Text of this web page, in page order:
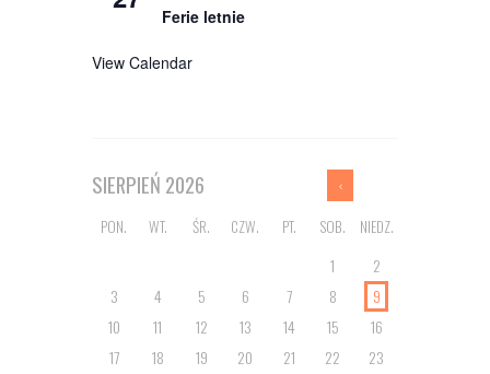
Ferie letnie
View Calendar
SIERPIEŃ 2026
PON. WT. ŚR. CZW. PT. SOB. NIEDZ.
1
2
3
4 5 6 7 8
9
10
11 12 13 14 15
16
17
18 19 20 21 22
23